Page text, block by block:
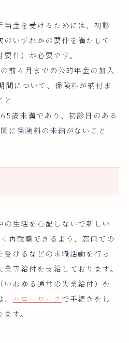
当金を受けるためには、初診
のいずれかの要件を満たして
件）が必要です。
前々月までの公的年金の加入
間について、保険料が納付ま
と
歳未満であり、初診日のある
に保険料の未納がないこと
の生活を心配しないで新しい
再就職できるよう、窓口での
けるなどの求職活動を行っ
等給付を支給しております。
いわゆる通常の失業給付）を
ハローワーク で手続きをし
す。